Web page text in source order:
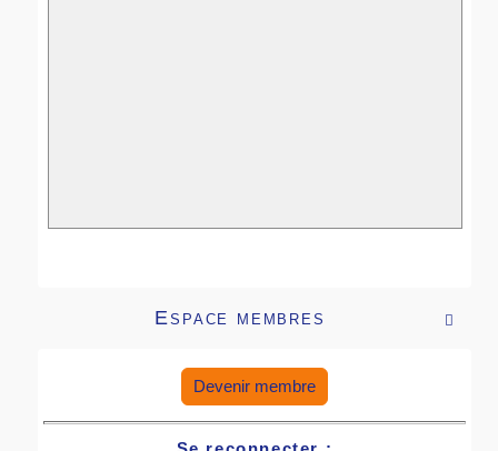

Espace membres
Devenir membre